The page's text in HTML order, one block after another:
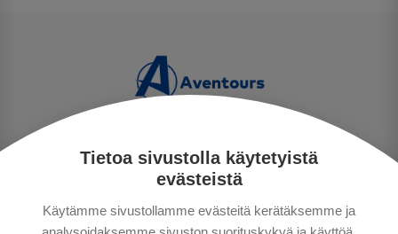
Tietoa sivustolla käytetyistä
evästeistä
Käytämme sivustollamme evästeitä kerätäksemme ja
PRIVACY POLICY
MAKSUTAVAT
GENERAL CONDITIONS